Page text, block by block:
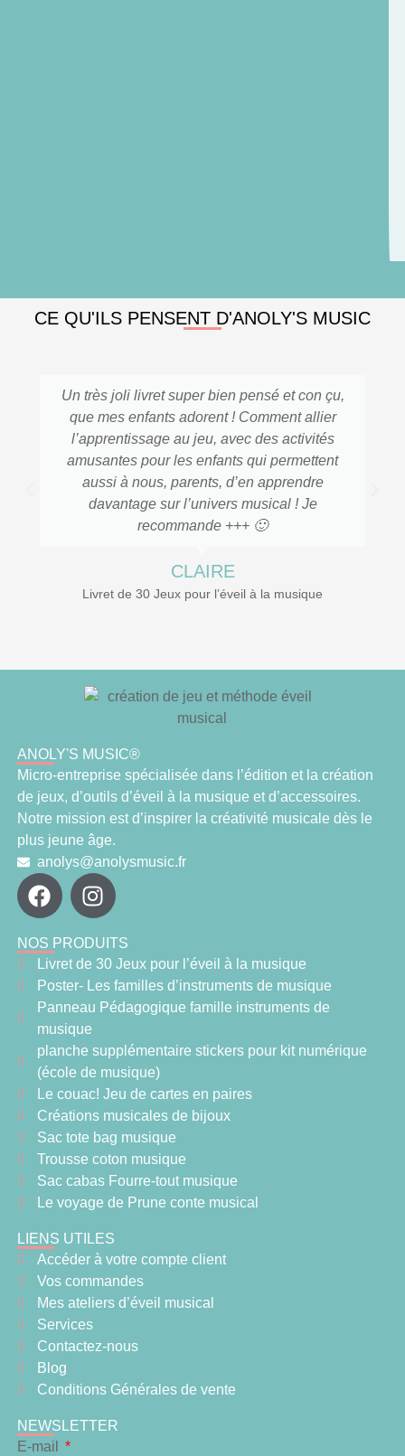
CE QU'ILS PENSENT D'ANOLY'S MUSIC
Un très joli livret super bien pensé et con çu,
que mes enfants adorent ! Comment allier
l’apprentissage au jeu, avec des activités
amusantes pour les enfants qui permettent
aussi à nous, parents, d’en apprendre
davantage sur l’univers musical ! Je
recommande +++ 🙂
CLAIRE
Livret de 30 Jeux pour l’éveil à la musique
ANOLY'S MUSIC®
Micro-entreprise spécialisée dans l’édition et la création
de jeux, d’outils d’éveil à la musique et d’accessoires.
Notre mission est d’inspirer la créativité musicale dès le
plus jeune âge.
anolys@anolysmusic.fr
NOS PRODUITS
Livret de 30 Jeux pour l’éveil à la musique
Poster- Les familles d’instruments de musique
Panneau Pédagogique famille instruments de
musique
planche supplémentaire stickers pour kit numérique
(école de musique)
Le couac! Jeu de cartes en paires
Créations musicales de bijoux
Sac tote bag musique
Trousse coton musique
Sac cabas Fourre-tout musique
Le voyage de Prune conte musical
LIENS UTILES
Accéder à votre compte client
Vos commandes
Mes ateliers d’éveil musical
Services
Contactez-nous
Blog
Conditions Générales de vente
NEWSLETTER
E-mail